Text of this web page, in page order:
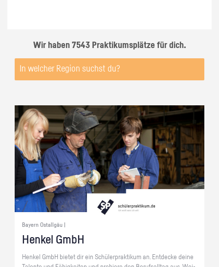
Wir haben 7543 Praktikumsplätze für dich.
Bayern Ostallgäu |
Hen­kel GmbH
Hen­kel GmbH bie­tet dir ein Schü­ler­prak­ti­kum an. Ent­de­cke deine